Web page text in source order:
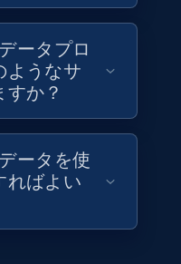
and more.
今すぐ購入
dataset
Avatar, Profile
ータプロ
ようなサ
か？
ータを使
ればよい